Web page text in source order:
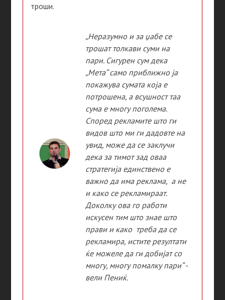
троши.
„Неразумно и за џабе се
трошат толкави суми на
пари. Сигурен сум дека
„Мета“ само приближно ја
покажува сумата која е
потрошена, а всушност таа
сума е многу поголема.
Според рекламите што ги
видов што ми ги дадовте на
увид, може да се заклучи
дека за тимот зад оваа
стратегија единствено е
важно да има реклама, а не
и како се рекламираат.
Доколку ова го работи
искусен тим што знае што
прави и како треба да се
рекламира, истите резултати
ќе можеле да ги добијат со
многу, многу помалку пари“ -
вели Пениќ.